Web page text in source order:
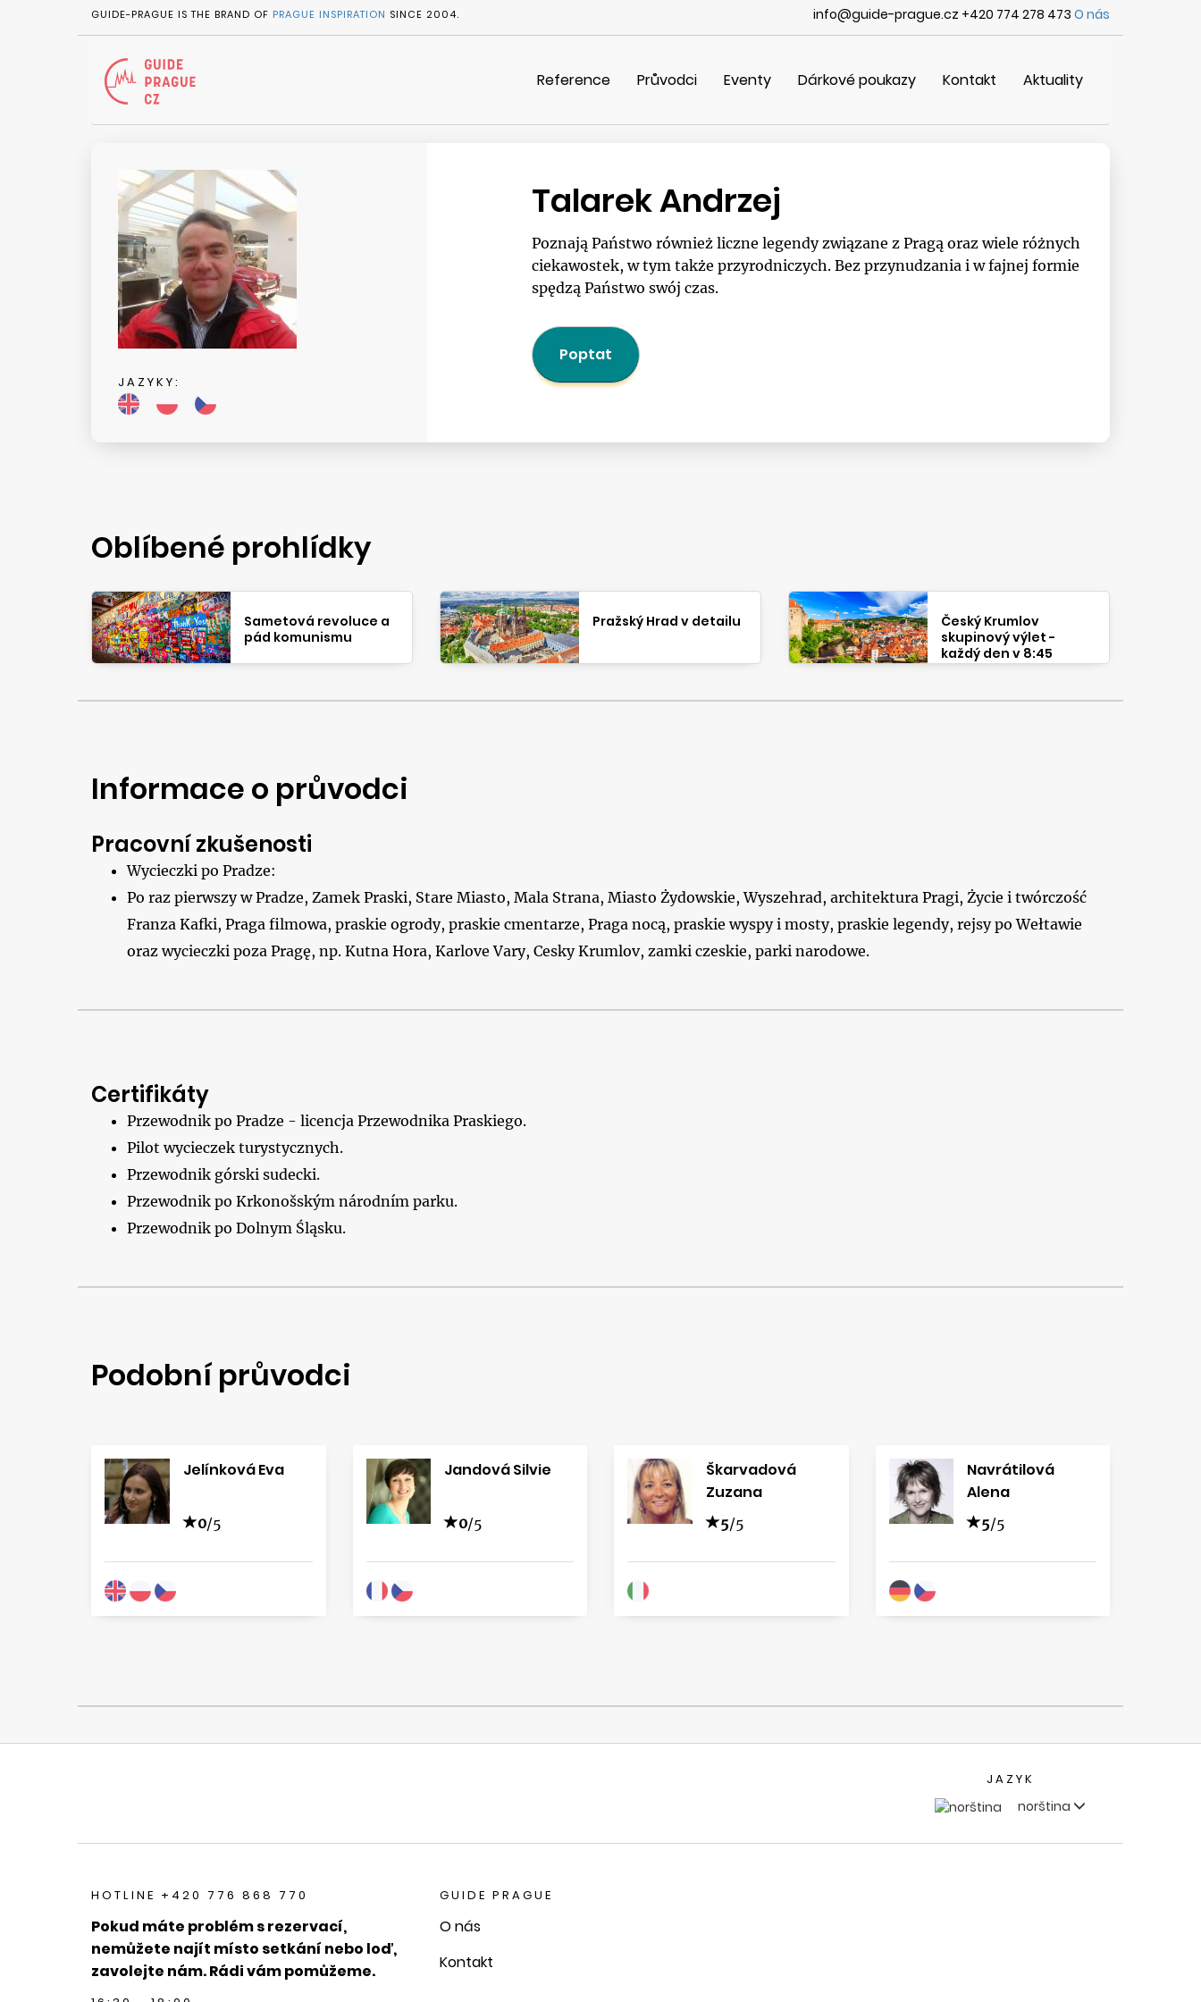
GUIDE-PRAGUE IS THE BRAND OF PRAGUE INSPIRATION SINCE 2004. info@guide-prague.cz +420 774 278 473 O nás
Reference Průvodci Eventy Dárkové poukazy Kontakt Aktuality
JAZYKY:
Talarek Andrzej
Poznają Państwo również liczne legendy związane z Pragą oraz wiele różnych
ciekawostek, w tym także przyrodniczych. Bez przynudzania i w fajnej formie
spędzą Państwo swój czas.
Poptat
Oblíbené prohlídky
Sametová revoluce a
pád komunismu
Pražský Hrad v detailu
Český Krumlov
skupinový výlet -
každý den v 8:45
Informace o průvodci
Pracovní zkušenosti
Wycieczki po Pradze:
Po raz pierwszy w Pradze, Zamek Praski, Stare Miasto, Mala Strana, Miasto Żydowskie, Wyszehrad, architektura Pragi, Życie i twórczość
Franza Kafki, Praga filmowa, praskie ogrody, praskie cmentarze, Praga nocą, praskie wyspy i mosty, praskie legendy, rejsy po Wełtawie
oraz wycieczki poza Pragę, np. Kutna Hora, Karlove Vary, Cesky Krumlov, zamki czeskie, parki narodowe.
Certifikáty
Przewodnik po Pradze - licencja Przewodnika Praskiego.
Pilot wycieczek turystycznych.
Przewodnik górski sudecki.
Przewodnik po Krkonošským národním parku.
Przewodnik po Dolnym Śląsku.
Podobní průvodci
Jelínková Eva
0/5
Jandová Silvie
0/5
Škarvadová
Zuzana
5/5
Navrátilová
Alena
5/5
JAZYK
norština
HOTLINE +420 776 868 770
Pokud máte problém s rezervací,
nemůžete najít místo setkání nebo loď,
zavolejte nám. Rádi vám pomůžeme.
GUIDE PRAGUE
O nás
Kontakt